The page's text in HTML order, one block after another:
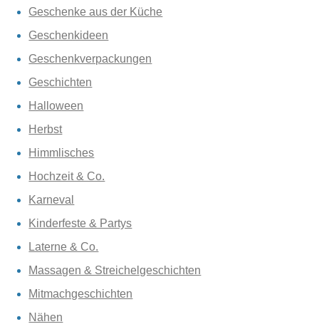
Geschenke aus der Küche
Geschenkideen
Geschenkverpackungen
Geschichten
Halloween
Herbst
Himmlisches
Hochzeit & Co.
Karneval
Kinderfeste & Partys
Laterne & Co.
Massagen & Streichelgeschichten
Mitmachgeschichten
Nähen